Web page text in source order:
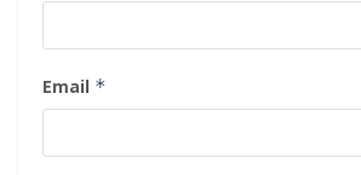
Email *